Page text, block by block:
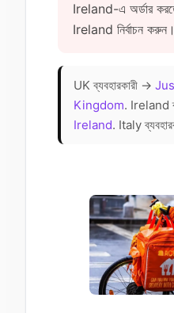
Ireland-এ অর্ডার
Ireland নির্বাচন করুন।
UK ব্যবহারকারী →
Kingdom. Ireland
Ireland. Italy